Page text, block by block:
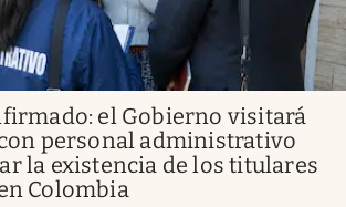
el Gobierno visitará
personal administrativo
la existencia de los titulares
Colombia